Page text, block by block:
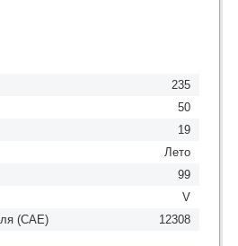
235
50
19
Лето
99
V
(CAE)
12308